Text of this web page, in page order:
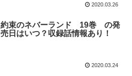
2020.03.26
約束のネバーランド 19巻 の発
売日はいつ？収録話情報あり！
2020.03.24